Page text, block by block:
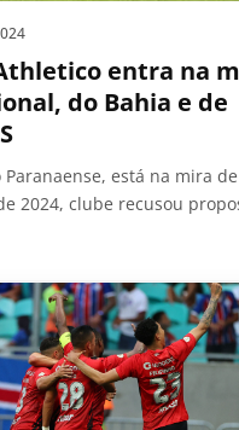
entra na
do Bahia e de
está na mira
2024, clube recusou